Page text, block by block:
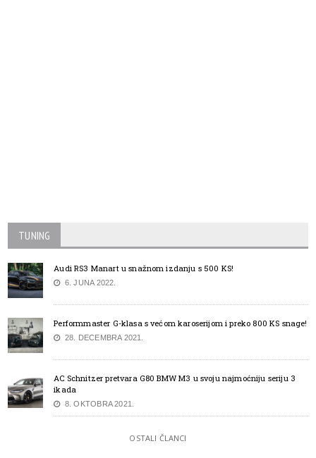
TUNING
Audi RS3 Manart u snažnom izdanju s 500 KS!
6. JUNA 2022.
Performmaster G-klasa s većom karoserijom i preko 800 KS snage!
28. DECEMBRA 2021.
AC Schnitzer pretvara G80 BMW M3 u svoju najmoćniju seriju 3
ikada
8. OKTOBRA 2021.
OSTALI ČLANCI